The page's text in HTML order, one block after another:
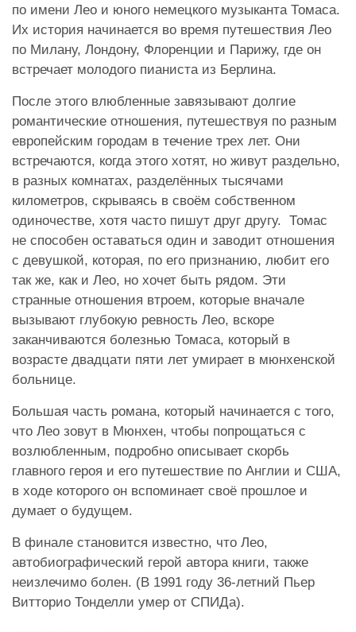
по имени Лео и юного немецкого музыканта Томаса.
Их история начинается во время путешествия Лео
по Милану, Лондону, Флоренции и Парижу, где он
встречает молодого пианиста из Берлина.
После этого влюбленные завязывают долгие
романтические отношения, путешествуя по разным
европейским городам в течение трех лет. Они
встречаются, когда этого хотят, но живут раздельно,
в разных комнатах, разделённых тысячами
километров, скрываясь в своём собственном
одиночестве, хотя часто пишут друг другу. Томас
не способен оставаться один и заводит отношения
с девушкой, которая, по его признанию, любит его
так же, как и Лео, но хочет быть рядом. Эти
странные отношения втроем, которые вначале
вызывают глубокую ревность Лео, вскоре
заканчиваются болезнью Томаса, который в
возрасте двадцати пяти лет умирает в мюнхенской
больнице.
Большая часть романа, который начинается с того,
что Лео зовут в Мюнхен, чтобы попрощаться с
возлюбленным, подробно описывает скорбь
главного героя и его путешествие по Англии и США,
в ходе которого он вспоминает своё прошлое и
думает о будущем.
В финале становится известно, что Лео,
автобиографический герой автора книги, также
неизлечимо болен. (В 1991 году 36-летний Пьер
Витторио Тонделли умер от СПИДа).